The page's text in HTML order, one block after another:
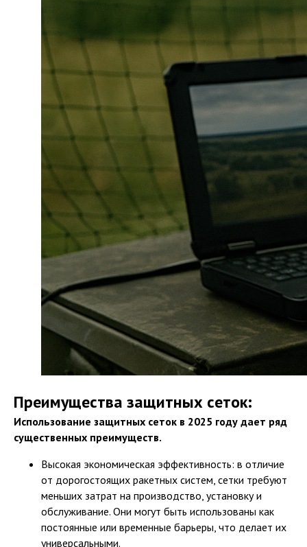
Преимущества защитных сеток:
Использование защитных сеток в 2025 году дает ряд
существенных преимуществ.
Высокая экономическая эффективность: в отличие
от дорогостоящих ракетных систем, сетки требуют
меньших затрат на производство, установку и
обслуживание. Они могут быть использованы как
постоянные или временные барьеры, что делает их
универсальными.